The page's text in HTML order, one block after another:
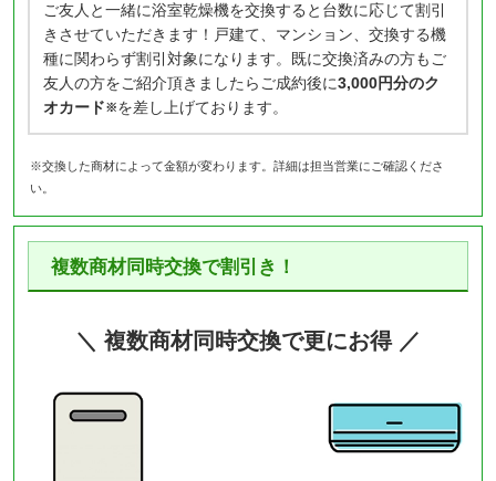
ご友人と一緒に浴室乾燥機を交換すると台数に応じて割引
きさせていただきます！戸建て、マンション、交換する機
種に関わらず割引対象になります。既に交換済みの方もご
友人の方をご紹介頂きましたらご成約後に3,000円分のク
オカード※を差し上げております。
※交換した商材によって金額が変わります。詳細は担当営業にご確認くださ
い。
複数商材同時交換で割引き！
＼ 複数商材同時交換で更にお得 ／